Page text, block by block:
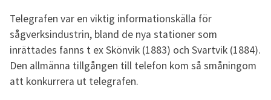
Telegrafen var en viktig informationskälla för
sågverksindustrin, bland de nya stationer som
inrättades fanns t ex Skönvik (1883) och Svartvik (1884).
Den allmänna tillgången till telefon kom så småningom
att konkurrera ut telegrafen.